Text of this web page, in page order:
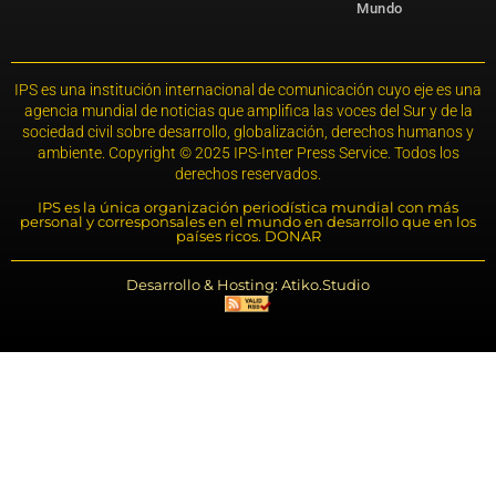
Mundo
IPS es una institución internacional de comunicación cuyo eje es una
agencia mundial de noticias que amplifica las voces del Sur y de la
sociedad civil sobre desarrollo, globalización, derechos humanos y
ambiente. Copyright © 2025 IPS-Inter Press Service. Todos los
derechos reservados.
IPS es la única organización periodística mundial con más
personal y corresponsales en el mundo en desarrollo que en los
países ricos. DONAR
Desarrollo & Hosting: Atiko.Studio